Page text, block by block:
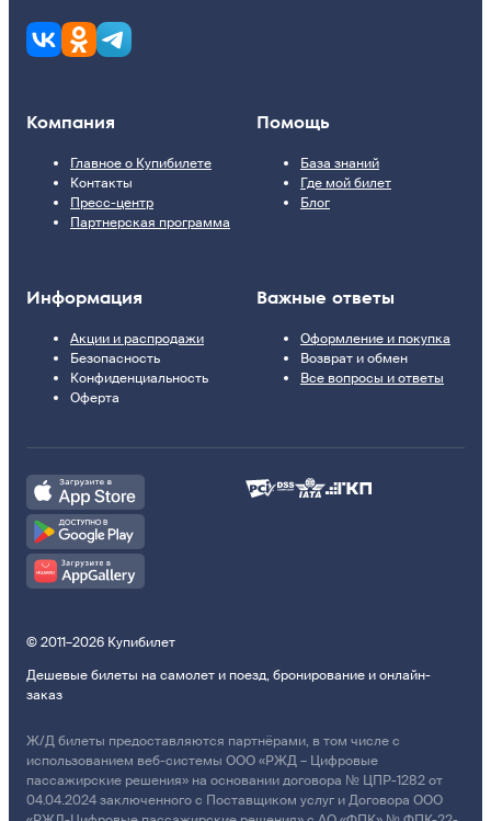
Компания
Главное о Купибилете
Контакты
Пресс-центр
Партнерская программа
Помощь
База знаний
Где мой билет
Блог
Информация
Акции и распродажи
Безопасность
Конфиденциальность
Оферта
Важные ответы
Оформление и покупка
Возврат и обмен
Все вопросы и ответы
© 2011–2026 Купибилет
Дешевые билеты на самолет и поезд, бронирование и онлайн-
заказ
Ж/Д билеты предоставляются партнёрами, в том числе с
использованием веб-системы ООО «РЖД – Цифровые
пассажирские решения» на основании договора № ЦПР-1282 от
04.04.2024 заключенного с Поставщиком услуг и Договора ООО